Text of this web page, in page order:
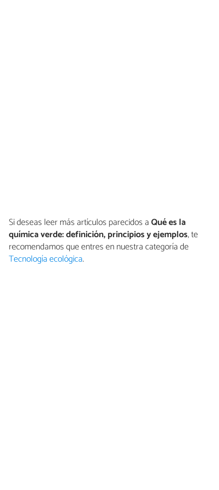
Si deseas leer más artículos parecidos aQué es la
química verde: definición, principios y ejemplos, te
recomendamos que entres en nuestra categoría de
Tecnología ecológica.